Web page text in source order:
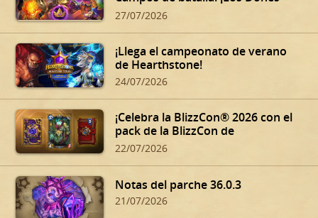
siniestros de Dalaran!
27/07/2026
¡Llega el campeonato de verano
de Hearthstone!
24/07/2026
¡Celebra la BlizzCon® 2026 con el
pack de la BlizzCon de
Hearthstone!
22/07/2026
Notas del parche 36.0.3
21/07/2026